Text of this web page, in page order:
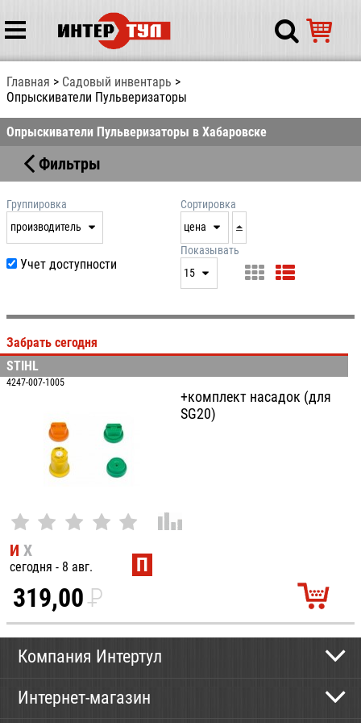
Главная
Садовый инвентарь
Опрыскиватели Пульверизаторы
Опрыскиватели Пульверизаторы в Хабаровске
Фильтры
Группировка
производитель
производитель
Сортировка
цена
дата
цена
артикул
Учет доступности
Показывать
15
25
Забрать сегодня
STIHL
4247-007-1005
+комплект насадок (для
SG20)
И Х
сегодня - 8 авг. П
319,00P
УБ.
Компания Интертул
Новости
Интернет-магазин